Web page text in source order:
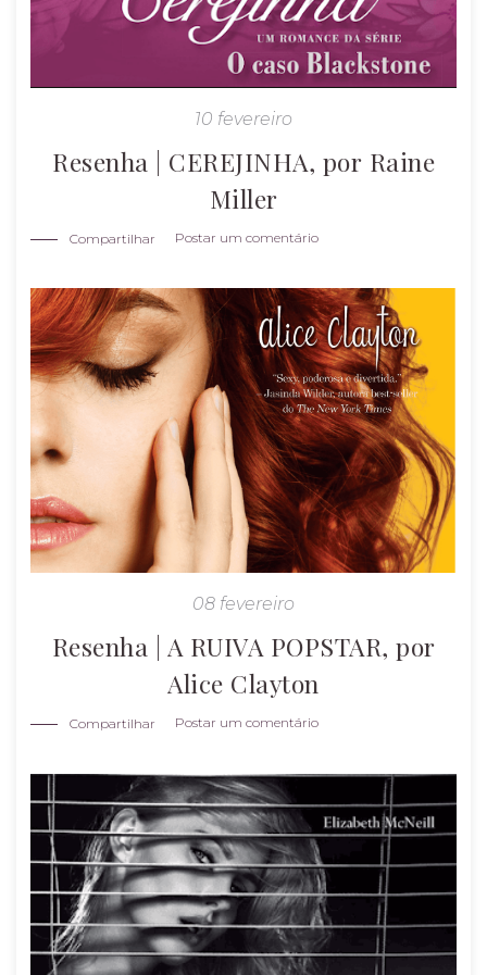
RESENHAS
» POR TÍTULO
POLÍTICA DE PRIVACIDADE
g
10 fevereiro
Resenha | CEREJINHA, por Raine
Miller
Compartilhar Postar um comentário
08 fevereiro
Resenha | A RUIVA POPSTAR, por
Alice Clayton
Compartilhar Postar um comentário